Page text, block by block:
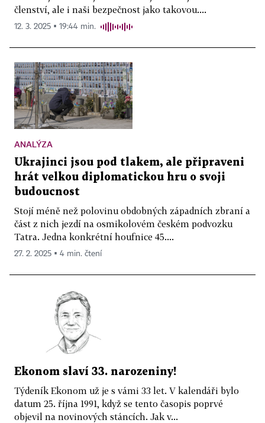
členství, ale i naši bezpečnost jako takovou....
12. 3. 2025 ▪ 19:44 min.
ANALÝZA
Ukrajinci jsou pod tlakem, ale připraveni
hrát velkou diplomatickou hru o svoji
budoucnost
Stojí méně než polovinu obdobných západních zbraní a
část z nich jezdí na osmikolovém českém podvozku
Tatra. Jedna konkrétní houfnice 45....
27. 2. 2025 ▪ 4 min. čtení
Ekonom slaví 33. narozeniny!
Týdeník Ekonom už je s vámi 33 let. V kalendáři bylo
datum 25. října 1991, když se tento časopis poprvé
objevil na novinových stáncích. Jak v...